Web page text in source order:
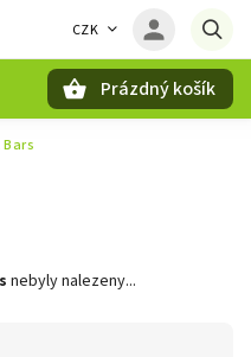
CZK
Prázdný košík
nebyly nalezeny...